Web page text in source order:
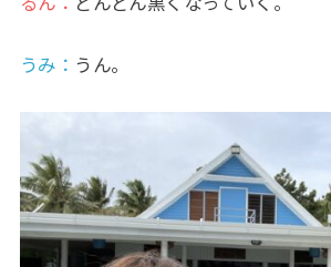
るん： どんどん黒くなっていく。
うみ ： うん。